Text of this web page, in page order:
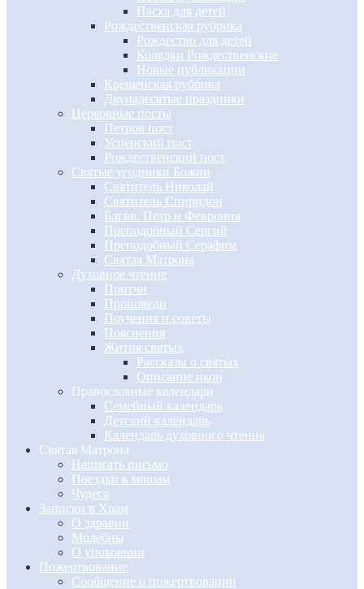
Пасха для детей
Рождественская рубрика
Рождество для детей
Колядки Рождественские
Новые публикации
Крещенская рубрика
Двунадесятые праздники
Церковные посты
Петров пост
Успенский пост
Рождественский пост
Святые угодники Божии
Святитель Николай
Святитель Спиридон
Блгвв. Петр и Феврония
Преподобный Сергий
Преподобный Серафим
Святая Матрона
Духовное чтение
Притчи
Проповеди
Поучения и советы
Пояснения
Жития святых
Рассказы о святых
Описание икон
Православные календари
Семейный календарь
Детский календарь
Календарь духовного чтения
Святая Матрона
Написать письмо
Поездки к мощам
Чудеса
Записки в Храм
О здравии
Молебны
О упокоении
Пожертвование
Сообщение о пожертвовании